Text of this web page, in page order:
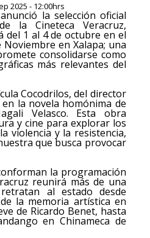
2025 - 12:00hrs
la selección oficial
la Cineteca Veracruz,
del 1 al 4 de octubre en el
en Xalapa; una
consolidarse como
más relevantes del
Cocodrilos, del director
en la novela homónima de
Velasco. Esta obra
y cine para explorar los
violencia y la resistencia,
que busca provocar
la programación
reunirá más de una
al estado desde
la memoria artística en
de Ricardo Benet, hasta
en Chinameca de